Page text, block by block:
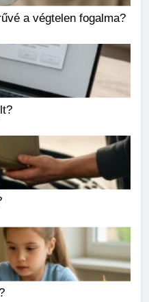
a végtelen fogalma?